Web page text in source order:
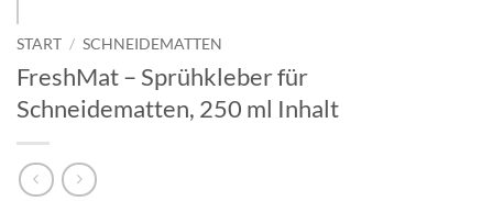
START / SCHNEIDEMATTEN
FreshMat – Sprühkleber für
Schneidematten, 250 ml Inhalt